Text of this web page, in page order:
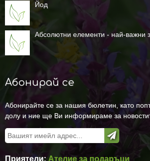
Йод
Абсолютни елементи - най-важни
Абонирай се
Абонирайте се за нашия бюлетин, като
долу и ние ще Ви информираме за
Приятели: Ателие за подаръци